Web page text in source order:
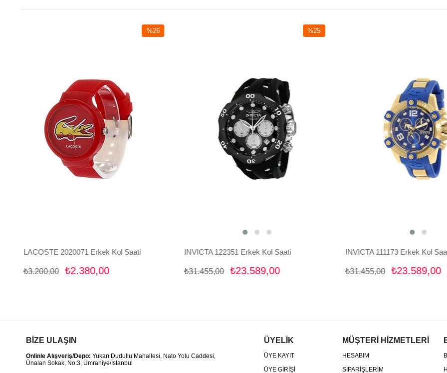
LACOSTE 2020071 Erkek Kol Saati
₺2.380,00
₺3.200,00
%26
INVICTA 122351 Erkek Kol Saati
₺23.589,00
₺31.455,00
%25
INVICTA 111173 Erkek Kol
₺23.589,00
₺31.455,00
BİZE ULAŞIN
Onlinle Alışveriş/Depo: Yukarı Dudullu Mahallesi, Nato Yolu Caddesi,
Ünalan Sokak, No:3, Ümraniye/İstanbul
ÜYELİK
ÜYE KAYIT
ÜYE GİRİŞİ
MÜŞTERİ HİZMETLERİ
HESABIM
SİPARİŞLERİM